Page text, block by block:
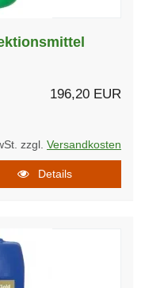
196,20 EUR
zzgl. Versandkosten
Details